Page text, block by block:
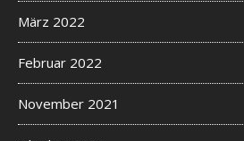
März 2022
Februar 2022
November 2021